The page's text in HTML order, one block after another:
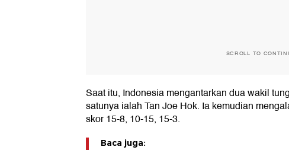
SCROLL TO
Saat itu, Indonesia mengantarkan dua wakil
satunya ialah Tan Joe Hok. Ia kemudian
skor 15-8, 10-15, 15-3.
Baca juga: